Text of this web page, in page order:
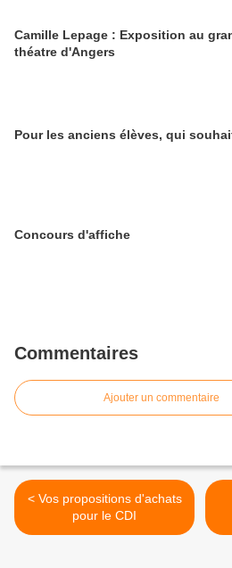
Camille Lepage : Exposition au
théatre d'Angers
Pour les anciens élèves, qui
Concours d'affiche
Commentaires
Ajouter un commentaire
< Vos propositions d'achats
pour le CDI